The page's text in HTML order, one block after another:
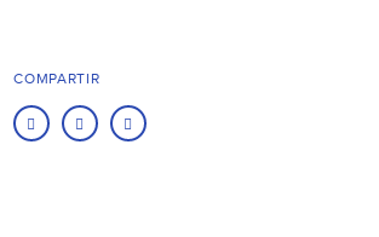
COMPARTIR